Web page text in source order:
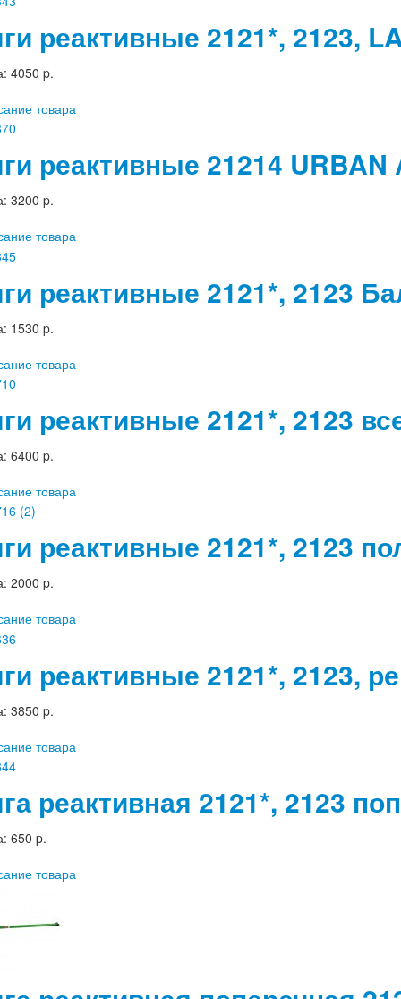
реактивные 2121*, 2123,
4050 p.
товара
реактивные 21214
3200 p.
товара
реактивные 2121*, 2123
1530 p.
товара
реактивные 2121*, 2123
6400 p.
товара
реактивные 2121*, 2123
2000 p.
товара
реактивные 2121*, 2123,
3850 p.
товара
реактивная 2121*, 2123
650 p.
товара